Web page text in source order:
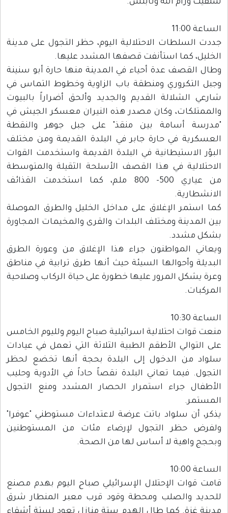
سلفيت ورام الله ونابلس.
الساعة 11:00
جددت السلطات الاحتلالية اليوم، حظر التجول على مدينة
الخليل، كما استأنفت قصفها المشدد عليها.
وطال القصف عدة أحياء في المدينة منها حارة أبو سنينة
وجبل التكروري ومنطقة باب الزاوية وخطوط التماس في
شارعي الشلالة القديم والجديد وألحق أضراراً بالبيوت
والممتلكات، وكان مصدر هذه النيران معسكر الجيش في
"مدرسة أسامة بين منقذ" على جبل جوهر والنقطة
العسكرية في حارة جابر في البلدة القديمة ومن مختلف
البؤر الاستيطانية في البلدة القديمة واستخدمت القوات
الاحتلالية في هذا القصف الأسلحة الثقيلة والمتوسطة
من عياري 500- 800 ملم، كما استخدمت القذائف
الانشطارية.
كما استمر الإغلاق على مداخل الخليل والطرق الموصلة
بين المدينة ومختلف البلدات والقرى والمخيمات المجاورة
بشكل مشدد.
ويعاني المواطنون جراء هذا الإغلاق من وعورة الطرق
البديلة وأحوالها السيئة حيث أنها طرق ترابية في مناطق
وعرة يشكل المرور عليها خطورة على حياة الركاب وصلاحية
المركبات.
الساعة 10:30
منعت قوات احتلالية اسرائيلية صباح اليوم ولليوم الخامس
على التوالي الأطقم الطبية الثلاثة التي تعمل في عيادات
سلواد من الدخول إلى البلدة بحجة أنها تخضع لحظر
التجول. فيما تعاني البلدة نقصاً حاداً في الأدوية وحليب
الأطفال جراء استمرار الحصار المشدد ومنع التجول
المستمر.
يذكر، أن سلواد باتت عرضة لاعتداءات مستوطني "عوفرا"
ولفرض حظر التجول لإرضاء مئات من المستوطنين
وبحجج واهية لا أساس لها من الصحة.
الساعة 10:00
قامت قوات الإحتلال الإسرائيلي صباح اليوم بهدم مصنع
للحديد والصلب ومحطة وقود قرب معبر المنطار شرق